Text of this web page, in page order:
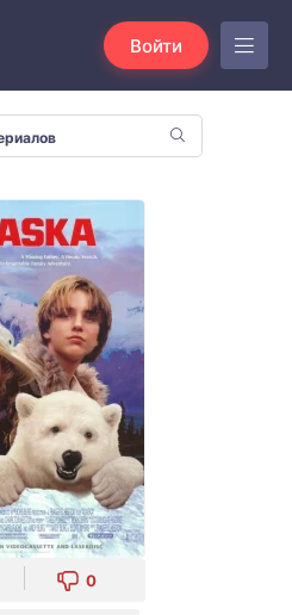
Войти
0